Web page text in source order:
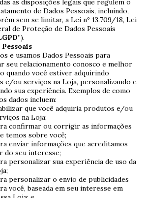
as disposições legais que regulem o
de Dados Pessoais, incluindo,
sem se limitar, a Lei nº 13.709/18, Lei
de Proteção de Dados Pessoais
”).
Pessoais
e usamos Dados Pessoais para
seu relacionamento conosco e melhor
quando você estiver adquirindo
e/ou serviços na Loja, personalizando e
sua experiência. Exemplos de como
dados incluem:
que você adquiria produtos e/ou
na Loja;
confirmar ou corrigir as informações
temos sobre você;
enviar informações que acreditamos
do seu interesse;
personalizar sua experiência de uso da
personalizar o envio de publicidades
você, baseada em seu interesse em